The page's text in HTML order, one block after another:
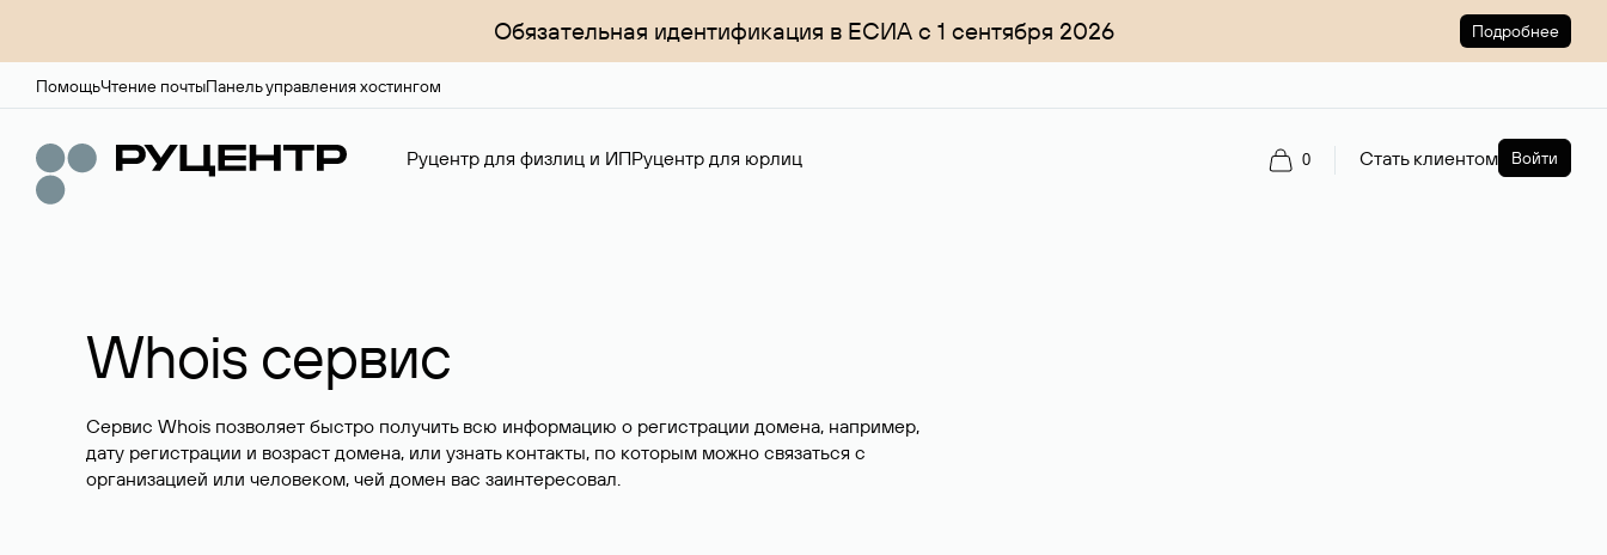
Обязательная идентификация в ЕСИА с 1 сентября 2026 Подробнее
ПомощьЧтение почтыПанель управления хостингом
Руцентр для физлиц и ИПРуцентр для юрлиц 0 Стать клиентом Войти
Whois сервис
Сервис Whois позволяет быстро получить всю информацию о регистрации домена, например,
дату регистрации и возраст домена, или узнать контакты, по которым можно связаться с
организацией или человеком, чей домен вас заинтересовал.